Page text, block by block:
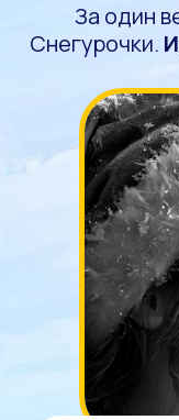
За один
Снегурочки.